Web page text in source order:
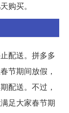
购买。
配送。拼多多
节期间放假，
配送。不过，
足大家春节期